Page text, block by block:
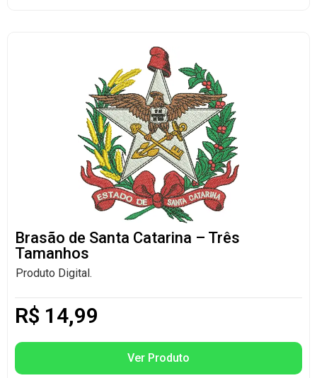
Brasão de Santa Catarina – Três
Tamanhos
Produto Digital.
R$ 14,99
Ver Produto